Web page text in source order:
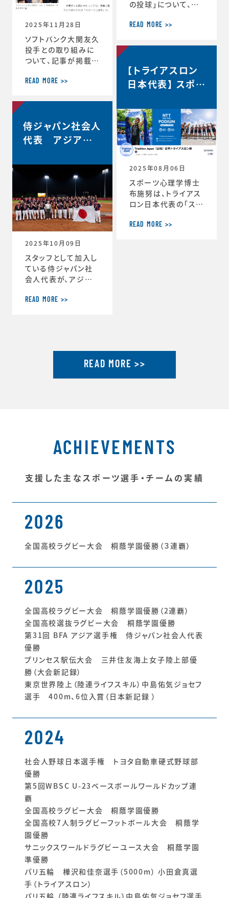
自分の最高を引き出
ツ心理学博士が語る
結果を出し続ける人
の
2025年11月28日
ソフトバンク大関友久
投手との取り組みに
ついて、記事が掲載さ
理学で結果 大関投
＜朝日新聞デジタル
ahi.com/articles/
DA3S16351620.ht
ml
READ MORE >>
の投球」について、イ
ます。速球140km／
フトバンク大関友久
エンスです」https://
topics.smt.doco
mo.ne.jp/article/
day-445985
READ MORE >>
侍ジャパン社会人
代表 アジア選
2025年10月09日
スタッフとして加入し
ている侍ジャパン社
会人代表が、アジア
ました。アジア選手権
l.jp/jp/news/pres
s/20250930_1.ht
READ MORE >>
【トライアスロン
日本代表】 スポー
ト/ハイパフォーマ
ンスコーチ 就任
2025年08月06日
スポーツ心理学博士
布施努は、トライアス
ロン日本代表の「スポ
ハイパフォーマンスコ
READ MORE >>
READ MORE >>
ACHIEVEMENTS
支援した主なスポーツ選手・チームの実績
2026
全国高校ラグビー大会 桐蔭学園優勝（３連覇）
2025
全国高校ラグビー大会 桐蔭学園優勝（2連覇）
全国高校選抜ラグビー大会 桐蔭学園優勝
第31回 BFA アジア選手権 侍ジャパン社会人代表
優勝
プリンセス駅伝大会 三井住友海上女子陸上部優
勝（大会新記録）
東京世界陸上（陸連ライフスキル）中島佑気ジョセフ
選手 400m、6位入賞（日本新記録 ）
2024
社会人野球日本選手権 トヨタ自動車硬式野球部
優勝
第5回WBSC U-23ベースボールワールドカップ連
覇
全国高校ラグビー大会 桐蔭学園優勝
全国高校7人制ラグビーフットボール大会 桐蔭学
園優勝
サニックスワールドラグビーユース大会 桐蔭学園
準優勝
パリ五輪 樺沢和佳奈選手（5000m） 小田倉真選
手（トライアスロン）
パリ五輪 （陸連ライフスキル）中島佑気ジョセフ選手